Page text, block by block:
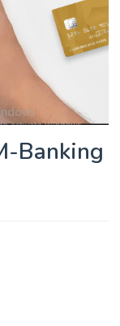
Banking